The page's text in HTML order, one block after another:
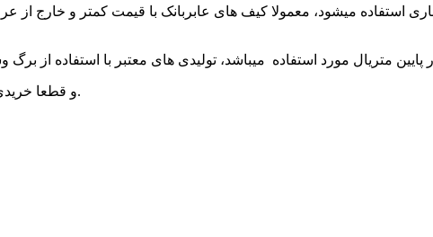
استفاده میشود، معمولا کیف های عابربانک با قیمت کمتر و خارج از
و قطعا خریدی به صرفه و مورد اطمینان را برایتان به ارمغان می آورند.